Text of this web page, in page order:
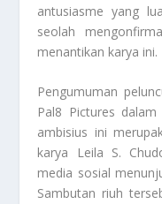
antusiasme yang
seolah
menantikan karya ini.
Pengumuman
Pal8 Pictures
ambisius ini
karya Leila S.
media sosial
Sambutan riuh